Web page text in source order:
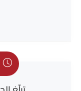
21 ديسمبر، 2013